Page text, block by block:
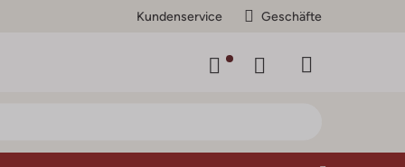
Kundenservice Geschäfte